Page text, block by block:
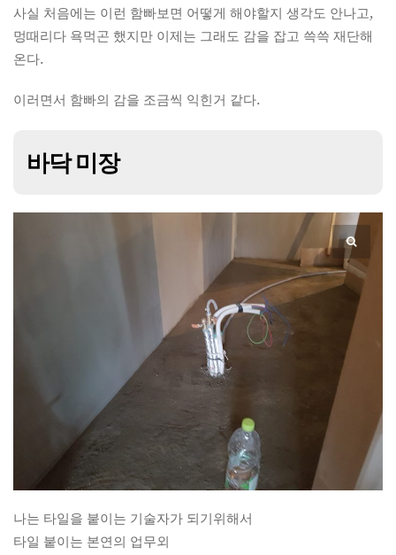
사실 처음에는 이런 함빠보면 어떻게 해야할지 생각도 안나고,
멍때리다 욕먹곤 했지만 이제는 그래도 감을 잡고 쓱쓱 재단해
온다.
이러면서 함빠의 감을 조금씩 익힌거 같다.
바닥 미장
나는 타일을 붙이는 기술자가 되기위해서
타일 붙이는 본연의 업무외